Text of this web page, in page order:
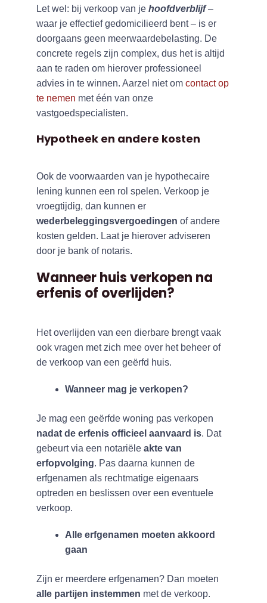
Let wel: bij verkoop van je hoofdverblijf–
waar je effectief gedomicilieerd bent – is er
doorgaans geen meerwaardebelasting. De
concrete regels zijn complex, dus het is altijd
aan te raden om hierover professioneel
advies in te winnen. Aarzel niet om contact op
te nemen met één van onze
vastgoedspecialisten.
Hypotheek en andere kosten
Ook de voorwaarden van je hypothecaire
lening kunnen een rol spelen. Verkoop je
vroegtijdig, dan kunnen er
wederbeleggingsvergoedingen of andere
kosten gelden. Laat je hierover adviseren
door je bank of notaris.
Wanneer huis verkopen na
erfenis of overlijden?
Het overlijden van een dierbare brengt vaak
ook vragen met zich mee over het beheer of
de verkoop van een geërfd huis.
Wanneer mag je verkopen?
Je mag een geërfde woning pas verkopen
nadat de erfenis officieel aanvaard is. Dat
gebeurt via een notariële akte van
erfopvolging. Pas daarna kunnen de
erfgenamen als rechtmatige eigenaars
optreden en beslissen over een eventuele
verkoop.
Alle erfgenamen moeten akkoord
gaan
Zijn er meerdere erfgenamen? Dan moeten
alle partijen instemmen met de verkoop.